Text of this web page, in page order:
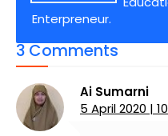
Enterpreneur.
3 Comments
Ai Sumarni
5 April 2020 |